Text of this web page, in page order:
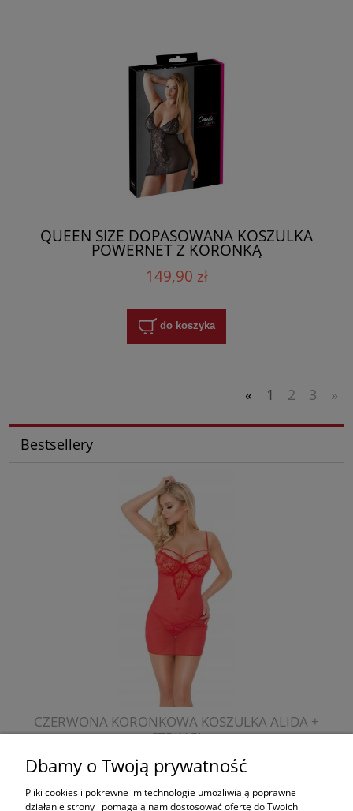
QUEEN SIZE DOPASOWANA KOSZULKA
POWERNET Z KORONKĄ
149,90 zł
do koszyka
« 1 2 3 »
Bestsellery
CZERWONA KORONKOWA KOSZULKA ALIDA +
STRINGI
159,00 zł
Dbamy o Twoją prywatność
Pliki cookies i pokrewne im technologie umożliwiają poprawne
działanie strony i pomagają nam dostosować ofertę do Twoich